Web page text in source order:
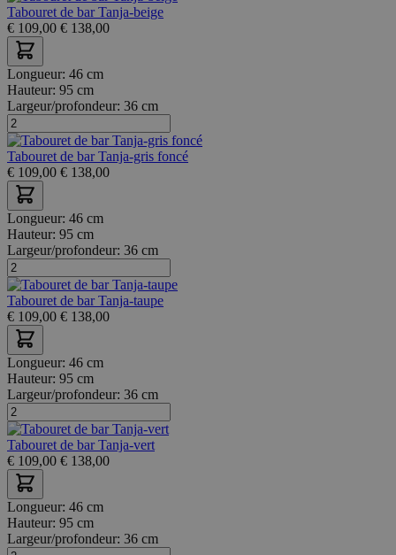
Tabouret de bar Tanja-beige
€ 109,00 € 138,00
Longueur: 46 cm
Hauteur: 95 cm
Largeur/profondeur: 36 cm
Tabouret de bar Tanja-gris foncé
€ 109,00 € 138,00
Longueur: 46 cm
Hauteur: 95 cm
Largeur/profondeur: 36 cm
Tabouret de bar Tanja-taupe
€ 109,00 € 138,00
Longueur: 46 cm
Hauteur: 95 cm
Largeur/profondeur: 36 cm
Tabouret de bar Tanja-vert
€ 109,00 € 138,00
Longueur: 46 cm
Hauteur: 95 cm
Largeur/profondeur: 36 cm